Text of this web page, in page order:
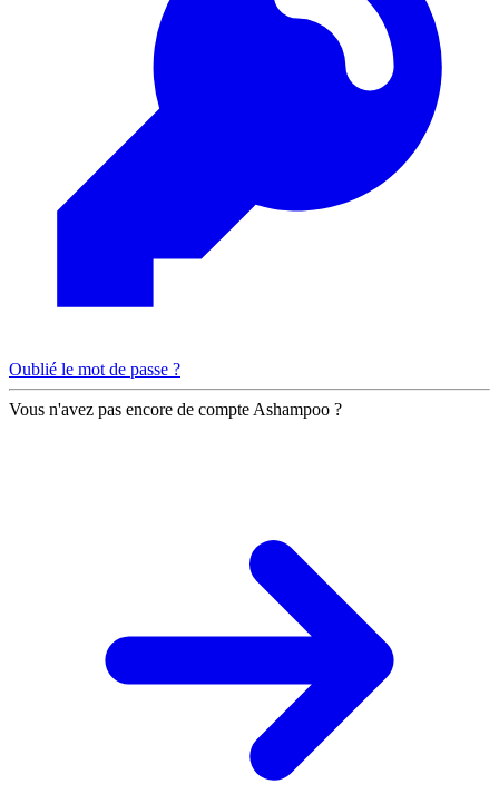
Oublié le mot de passe ?
Vous n'avez pas encore de compte Ashampoo ?